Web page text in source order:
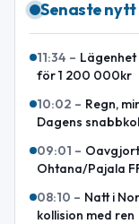
Senaste nytt
11:34 –
för 1 200 000kr
10:02 – Regn,
Dagens
09:01 –
Ohtana/Pajala
08:10 – Natt i
kollision med ren